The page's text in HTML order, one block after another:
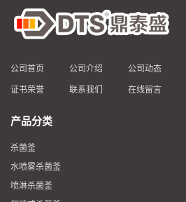
公司首页 公司介绍 公司动态
证书荣誉 联系我们 在线留言
产品分类
杀菌釜
水喷雾杀菌釜
喷淋杀菌釜